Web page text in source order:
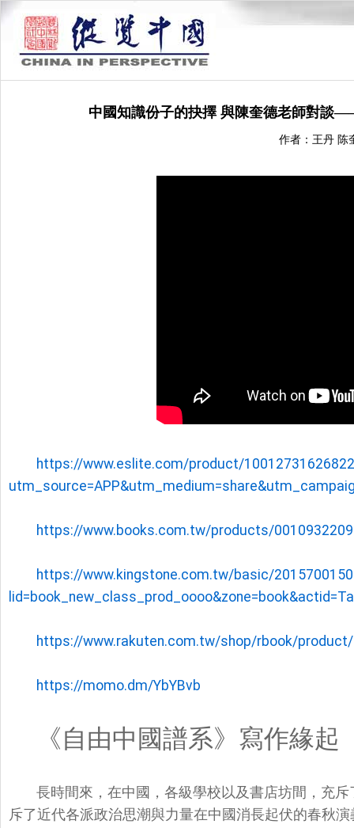
中國知識份子的抉擇 與陳奎德老師對談
作者：王丹 陈
https://www.eslite.com/product/
https://www.books.com.tw/products/0010932209
https://www.kingstone.com.tw/basic/
https://www.rakuten.com.tw/shop/rbook/
https://momo.dm/YbYBvb
《自由中國譜系》寫作緣起
長時間來，在中國，各級學校以及書店坊間，充斥
斥了近代各派政治思潮與力量在中國消長起伏的春秋